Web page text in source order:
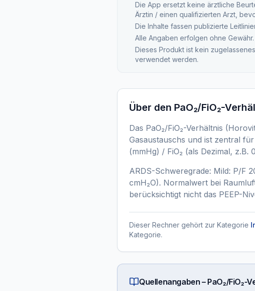
Die App ersetzt keine ärztliche
Ärztin / einen qualifizierten Arzt,
Die Inhalte fassen publizierte
Alle Angaben erfolgen ohne
Dieses Produkt ist kein
verwendet werden.
Über den PaO₂/FiO₂-
Das PaO₂/FiO₂-Verhältnis
Gasaustauschs und ist zentral
(mmHg) / FiO₂ (als Dezimal, z.B.
ARDS-Schweregrade: Mild: P/F
cmH₂O). Normalwert bei
berücksichtigt nicht das PEEP-
Dieser Rechner gehört zur Kategorie
Kategorie.
Quellenangaben – PaO₂/FiO₂-